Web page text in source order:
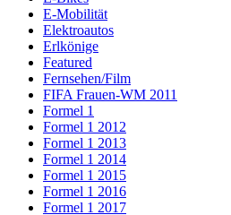
E-Mobilität
Elektroautos
Erlkönige
Featured
Fernsehen/Film
FIFA Frauen-WM 2011
Formel 1
Formel 1 2012
Formel 1 2013
Formel 1 2014
Formel 1 2015
Formel 1 2016
Formel 1 2017